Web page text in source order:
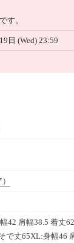
す。
日 (Wed) 23:59
42 肩幅38.5 着丈
で丈65XL:身幅46